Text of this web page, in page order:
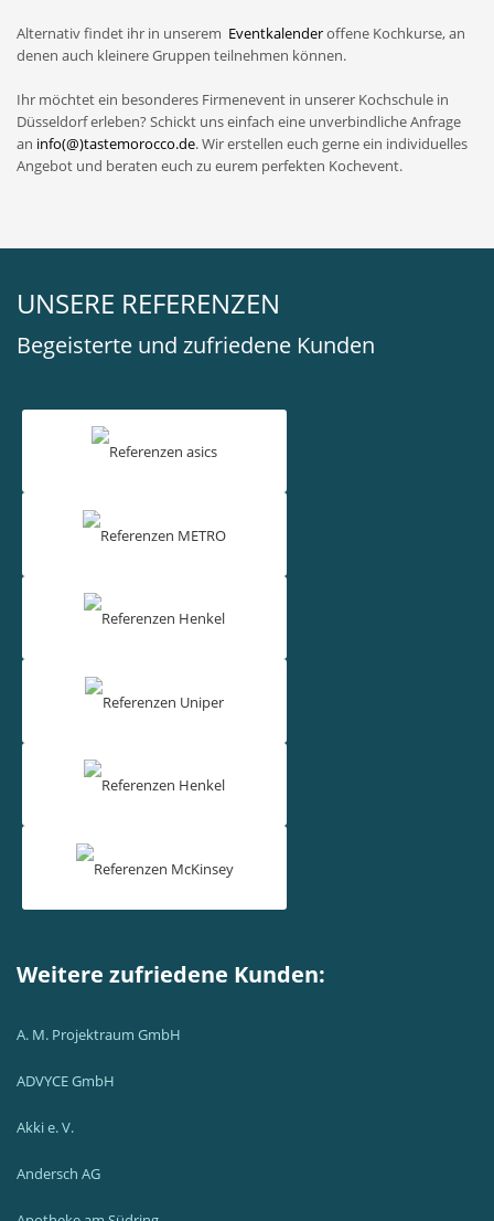
Alternativ findet ihr in unserem Eventkalenderoffene Kochkurse, an
denen auch kleinere Gruppen teilnehmen können.
Ihr möchtet ein besonderes Firmenevent in unserer Kochschule in
Düsseldorf erleben? Schickt uns einfach eine unverbindliche Anfrage
an info(@)tastemorocco.de. Wir erstellen euch gerne ein individuelles
Angebot und beraten euch zu eurem perfekten Kochevent.
UNSERE REFERENZEN
Begeisterte und zufriedene Kunden
Weitere zufriedene Kunden:
A. M. Projektraum GmbH
ADVYCE GmbH
Akki e. V.
Andersch AG